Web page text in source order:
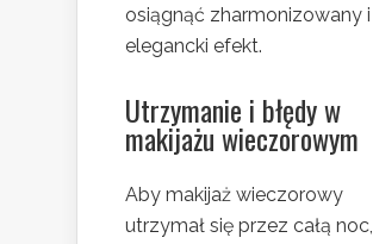
osiągnąć zharmonizowany i
elegancki efekt.
Utrzymanie i błędy w
makijażu wieczorowym
Aby makijaż wieczorowy
utrzymał się przez całą noc,